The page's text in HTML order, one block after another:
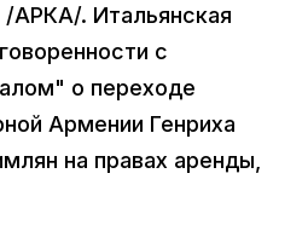
/АРКА/. Итальянская
с
о переходе
Армении Генриха
на правах аренды,